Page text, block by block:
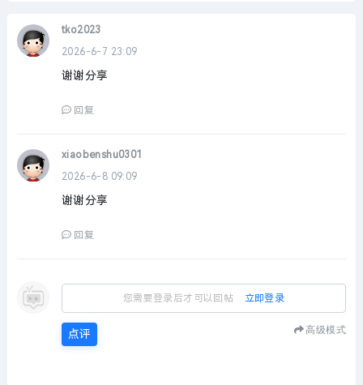
tko2023
2026-6-7 23:09
谢谢分享
回复
xiaobenshu0301
2026-6-8 09:09
谢谢分享
回复
您需要登录后才可以回帖 立即登录
点评 高级模式